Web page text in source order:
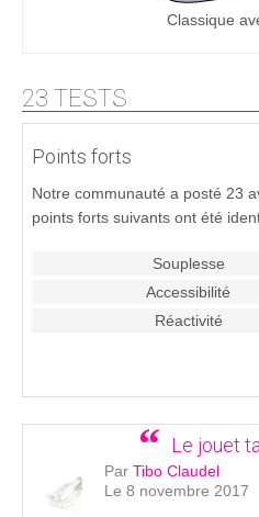
Classique
23 TESTS
Points forts
Notre communauté a posté 23
points forts suivants ont été
Souplesse
Accessibilité
Réactivité
Le jouet
Par Tibo Claudel
Le 8 novembre 2017